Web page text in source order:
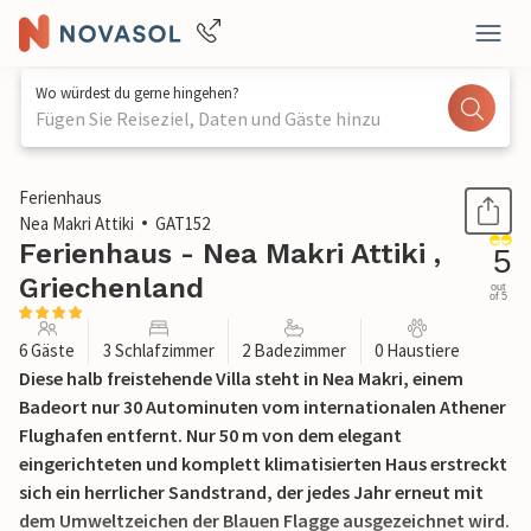
Wo würdest du gerne hingehen?
Fügen Sie Reiseziel, Daten und Gäste hinzu
1 / 32
Ferienhaus
Nea Makri Attiki
GAT152
Ferienhaus - Nea Makri Attiki ,
Griechenland
5
out
of 5
6 Gäste 3 Schlafzimmer 2 Badezimmer 0 Haustiere
Diese halb freistehende Villa steht in Nea Makri, einem
Badeort nur 30 Autominuten vom internationalen Athener
Flughafen entfernt. Nur 50 m von dem elegant
eingerichteten und komplett klimatisierten Haus erstreckt
sich ein herrlicher Sandstrand, der jedes Jahr erneut mit
dem Umweltzeichen der Blauen Flagge ausgezeichnet wird.